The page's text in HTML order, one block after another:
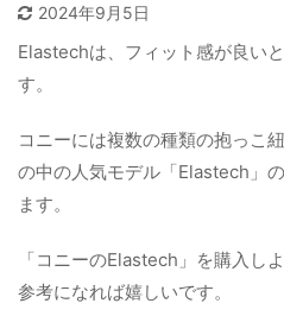
2024年9月5日
Elastechは、フィット感が良い
す。
コニーには複数の種類の抱っこ
の中の人気モデル「Elastech」
ます。
「コニーのElastech」を購入し
参考になれば嬉しいです。